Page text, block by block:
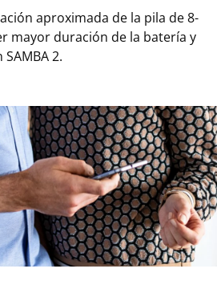
aproximada de la pila de 8-
mayor duración de la batería y
2.